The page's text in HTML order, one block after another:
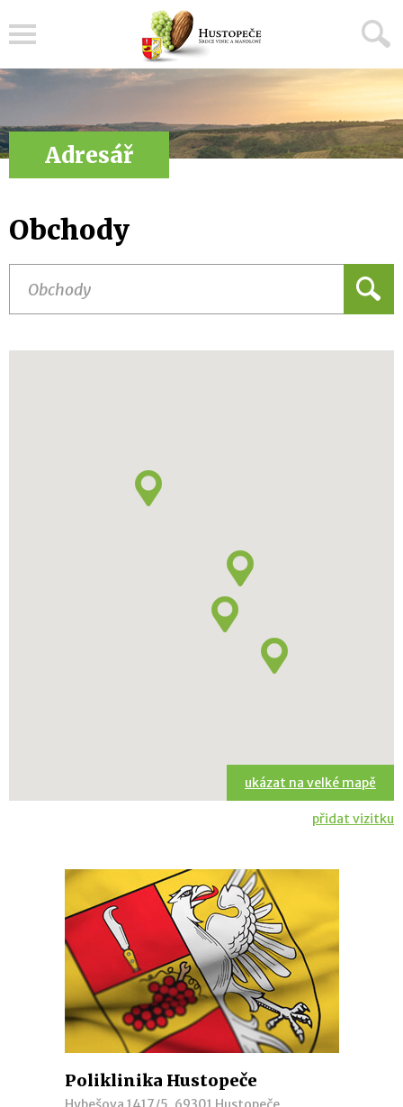
Adresář
Obchody
ukázat na velké mapě
přidat vizitku
Poliklinika Hustopeče